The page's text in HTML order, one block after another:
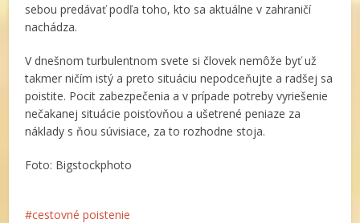
sebou predávať podľa toho, kto sa aktuálne v zahraničí
nachádza.
V dnešnom turbulentnom svete si človek nemôže byť už
takmer ničím istý a preto situáciu nepodceňujte a radšej sa
poistite. Pocit zabezpečenia a v prípade potreby vyriešenie
nečakanej situácie poisťovňou a ušetrené peniaze za
náklady s ňou súvisiace, za to rozhodne stoja.
Foto: Bigstockphoto
cestovné poistenie